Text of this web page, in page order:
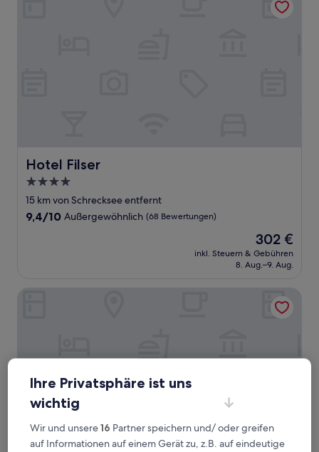
Hotel Filser
Hotel Filser
4.0-
Sterne-
Unterkunft
15 km von Schrecksee entfernt
9.4
9,4/10 Außergewöhnlich (68 Bewertungen)
Der
Preis
beträgt
302 €
inkl. Steuern & Gebühren
8. Aug.–9. Aug.
Ihre Privatsphäre ist uns
wichtig
Wir und unsere16 Partner speichern und/ oder greifen
auf Informationen auf einem Gerät zu, z.B. auf eindeutige